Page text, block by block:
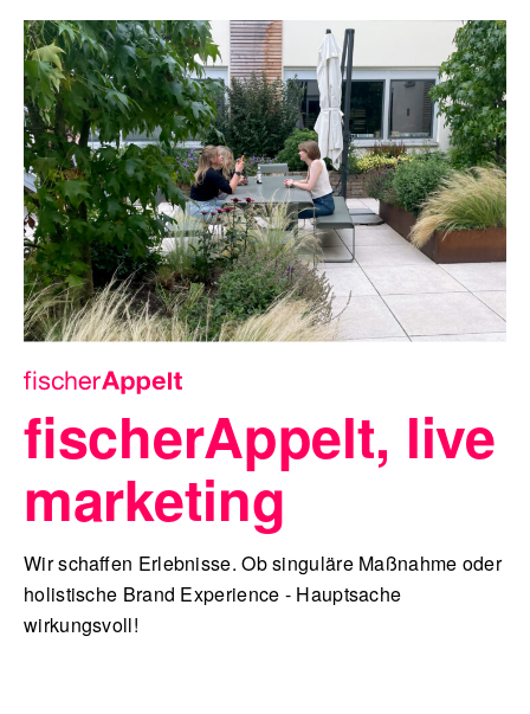
fischerAppelt, live
marketing
Wir schaffen Erlebnisse. Ob singuläre Maßnahme oder
holistische Brand Experience - Hauptsache
wirkungsvoll!